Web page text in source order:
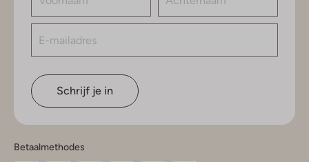
Schrijf je in
Betaalmethodes